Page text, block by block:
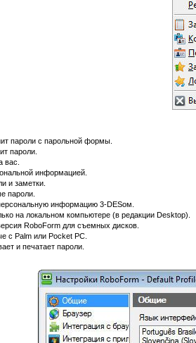
пароли с парольной формы.
пароли.
вас.
информацией.
и заметки.
пароли.
информацию 3-DESом.
на локальном компьютере (в редакции Desktop).
RoboForm для съемных дисков.
с Palm или Pocket PC.
и печатает пароли.